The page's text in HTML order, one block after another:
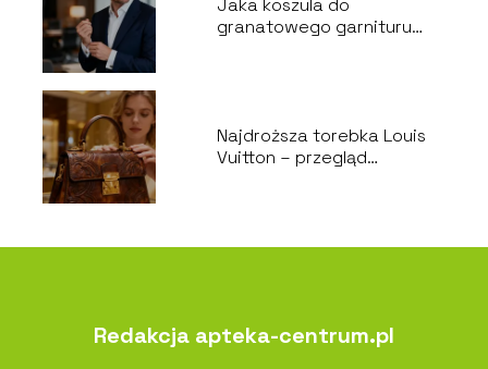
granatowego garnituru
Najdroższa torebka Louis
Vuitton – przegląd
Redakcja apteka-centrum.pl